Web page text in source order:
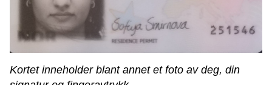
Kortet inneholder blant annet et foto av deg, din